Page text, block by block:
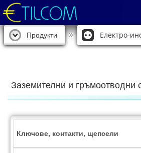
Продукти Електро-
Заземителни и гръмоотводни
Ключове, контакти, щепсели